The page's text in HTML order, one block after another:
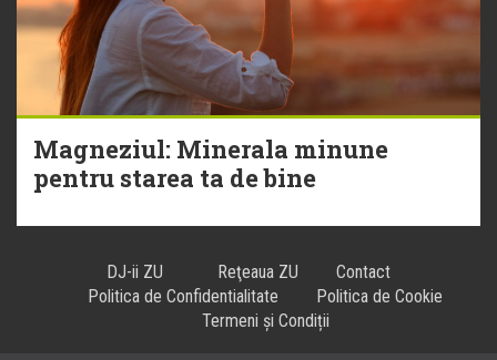
Magneziul: Minerala minune
pentru starea ta de bine
DJ-ii ZU Reţeaua ZU
Contact
Politica de Confidentialitate
Politica de Cookie
Termeni și Condiții